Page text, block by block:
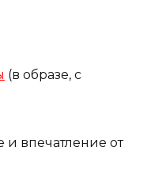
(в образе, с
и впечатление от